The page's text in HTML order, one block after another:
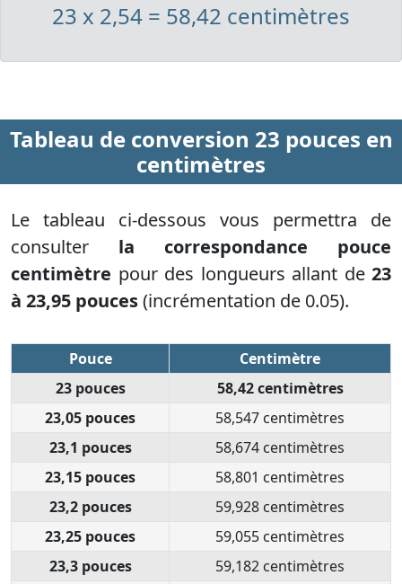
23 x 2,54 = 58,42 centimètres
Tableau de conversion 23 pouces en
centimètres
Le tableau ci-dessous vous permettra de
consulter la correspondance pouce
centimètre pour des longueurs allant de 23
à 23,95 pouces(incrémentation de 0.05).
Pouce
Centimètre
23 pouces
58,42 centimètres
23,05 pouces
58,547 centimètres
23,1 pouces
58,674 centimètres
23,15 pouces
58,801 centimètres
23,2 pouces
59,928 centimètres
23,25 pouces
59,055 centimètres
23,3 pouces
59,182 centimètres